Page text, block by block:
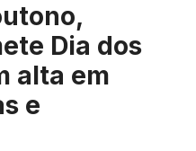
Dia dos
alta em
e